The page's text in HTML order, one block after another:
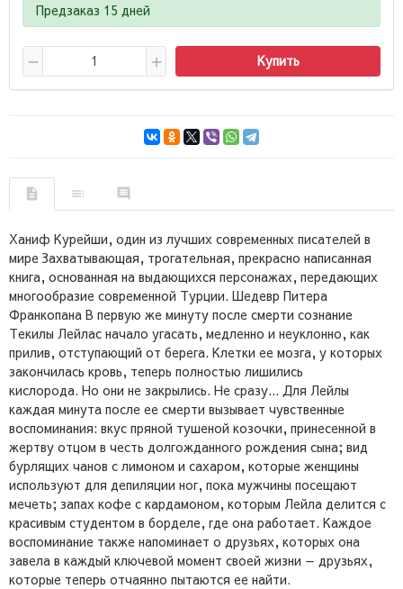
Предзаказ 15 дней
Купить
Ханиф Курейши, один из лучших современных писателей в
мире Захватывающая, трогательная, прекрасно написанная
книга, основанная на выдающихся персонажах, передающих
многообразие современной Турции. Шедевр Питера
Франкопана В первую же минуту после смерти сознание
Текилы Лейлас начало угасать, медленно и неуклонно, как
прилив, отступающий от берега. Клетки ее мозга, у которых
закончилась кровь, теперь полностью лишились
кислорода. Но они не закрылись. Не сразу... Для Лейлы
каждая минута после ее смерти вызывает чувственные
воспоминания: вкус пряной тушеной козочки, принесенной в
жертву отцом в честь долгожданного рождения сына; вид
бурлящих чанов с лимоном и сахаром, которые женщины
используют для депиляции ног, пока мужчины посещают
мечеть; запах кофе с кардамоном, которым Лейла делится с
красивым студентом в борделе, где она работает. Каждое
воспоминание также напоминает о друзьях, которых она
завела в каждый ключевой момент своей жизни — друзьях,
которые теперь отчаянно пытаются ее найти.